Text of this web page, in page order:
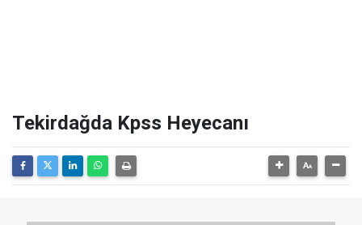
Tekirdağda Kpss Heyecanı